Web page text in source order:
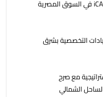
التخصصية بشرق
مع صرح
الشمالي